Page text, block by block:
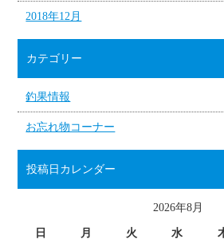
2018年12月
カテゴリー
釣果情報
お忘れ物コーナー
投稿日カレンダー
2026年8月
日 月 火 水